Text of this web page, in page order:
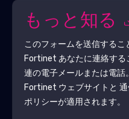
もっと知る
このフォームを送信する
Fortinet あなたに連絡する
連の電子メールまたは電話
Fortinet ウェブサイトと
ポリシーが適用されます。